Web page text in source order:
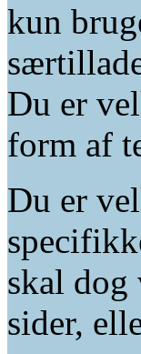
kun
Du er
form af
Du er
skal dog
sider,